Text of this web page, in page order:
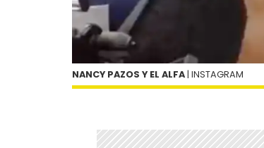
NANCY PAZOS Y EL ALFA | INSTAGRAM